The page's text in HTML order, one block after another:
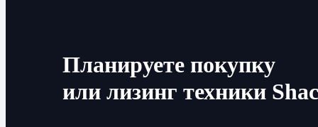
Планируете покупку
или лизинг техники